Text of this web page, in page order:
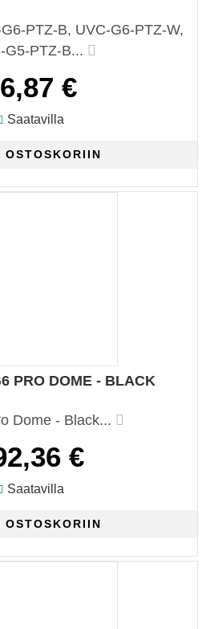
PTZ-B, UVC-G6-PTZ-W,
G5-PTZ-B...
€
Saatavilla
PRO DOME - BLACK
Dome - Black...
€
Saatavilla